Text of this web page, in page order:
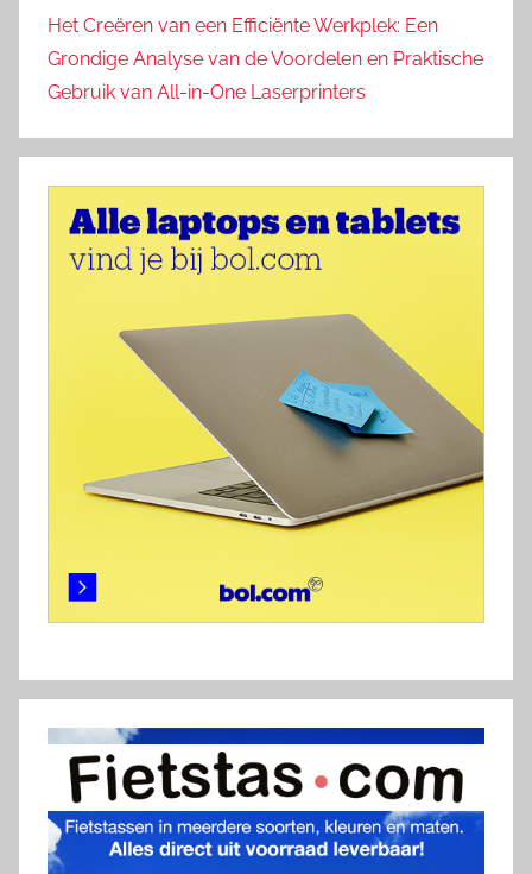
Het Creëren van een Efficiënte Werkplek: Een
Grondige Analyse van de Voordelen en Praktische
Gebruik van All-in-One Laserprinters